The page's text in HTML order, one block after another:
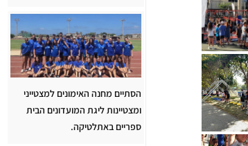
הסתיים מחנה האימונים למצטייני
ומצטיינות ליגת המועדונים הבית
ספריים באתלטיקה.